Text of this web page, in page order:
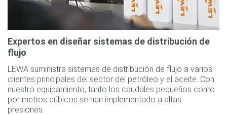
Expertos en diseñar sistemas de distribución de
flujo
LEWA suministra sistemas de distribución de flujo a varios
clientes principales del sector del petróleo y el aceite. Con
nuestro equipamiento, tanto los caudales pequeños como
por metros cúbicos se han implementado a altas
presiones.